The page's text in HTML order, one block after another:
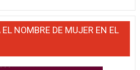
NOMBRE DE MUJER EN EL